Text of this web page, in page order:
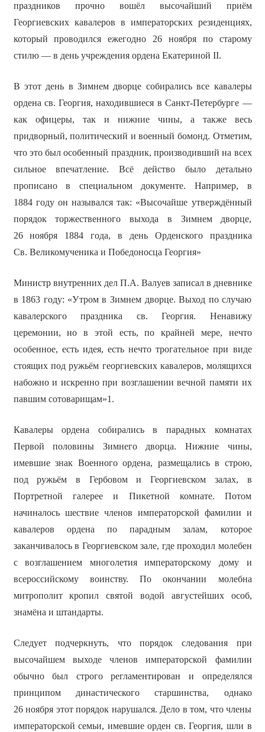
праздников прочно вошёл высочайший приём
Георгиевских кавалеров в императорских резиденциях,
который проводился ежегодно 26 ноября по старому
стилю — в день учреждения ордена Екатериной II.
В этот день в Зимнем дворце собирались все кавалеры
ордена св. Георгия, находившиеся в Санкт-Петербурге —
как офицеры, так и нижние чины, а также весь
придворный, политический и военный бомонд. Отметим,
что это был особенный праздник, производивший на всех
сильное впечатление. Всё действо было детально
прописано в специальном документе. Например, в
1884 году он назывался так: «Высочайше утверждённый
порядок торжественного выхода в Зимнем дворце,
26 ноября 1884 года, в день Орденского праздника
Св. Великомученика и Победоносца Георгия»
Министр внутренних дел П.А. Валуев записал в дневнике
в 1863 году: «Утром в Зимнем дворце. Выход по случаю
кавалерского праздника св. Георгия. Ненавижу
церемонии, но в этой есть, по крайней мере, нечто
особенное, есть идея, есть нечто трогательное при виде
стоящих под ружьём георгиевских кавалеров, молящихся
набожно и искренно при возглашении вечной памяти их
павшим сотоварищам»1.
Кавалеры ордена собирались в парадных комнатах
Первой половины Зимнего дворца. Нижние чины,
имевшие знак Военного ордена, размещались в строю,
под ружьём в Гербовом и Георгиевском залах, в
Портретной галерее и Пикетной комнате. Потом
начиналось шествие членов императорской фамилии и
кавалеров ордена по парадным залам, которое
заканчивалось в Георгиевском зале, где проходил молебен
с возглашением многолетия императорскому дому и
всероссийскому воинству. По окончании молебна
митрополит кропил святой водой августейших особ,
знамёна и штандарты.
Следует подчеркнуть, что порядок следования при
высочайшем выходе членов императорской фамилии
обычно был строго регламентирован и определялся
принципом династического старшинства, однако
26 ноября этот порядок нарушался. Дело в том, что члены
императорской семьи, имевшие орден св. Георгия, шли в